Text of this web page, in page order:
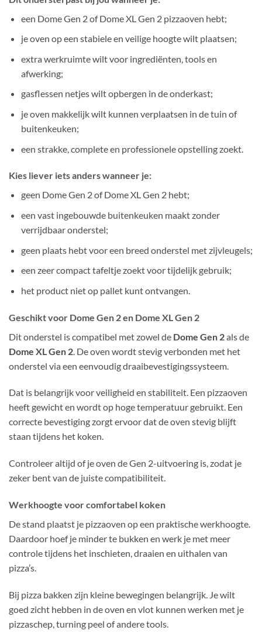
een Dome Gen 2 of Dome XL Gen 2 pizzaoven hebt;
je oven op een stabiele en veilige hoogte wilt plaatsen;
extra werkruimte wilt voor ingrediënten, tools en
afwerking;
gasflessen netjes wilt opbergen in de onderkast;
je oven makkelijk wilt kunnen verplaatsen in de tuin of
buitenkeuken;
een strakke, complete en professionele opstelling zoekt.
Kies liever iets anders wanneer je:
geen Dome Gen 2 of Dome XL Gen 2 hebt;
een vast ingebouwde buitenkeuken maakt zonder
verrijdbaar onderstel;
geen plaats hebt voor een breed onderstel met zijvleugels;
een zeer compact tafeltje zoekt voor tijdelijk gebruik;
het product niet op pallet kunt ontvangen.
Geschikt voor Dome Gen 2 en Dome XL Gen 2
Dit onderstel is compatibel met zowel de Dome Gen 2als de
Dome XL Gen 2 . De oven wordt stevig verbonden met het
onderstel via een eenvoudig draaibevestigingssysteem.
Dat is belangrijk voor veiligheid en stabiliteit. Een pizzaoven
heeft gewicht en wordt op hoge temperatuur gebruikt. Een
correcte bevestiging zorgt ervoor dat de oven stevig blijft
staan tijdens het koken.
Controleer altijd of je oven de Gen 2-uitvoering is, zodat je
zeker bent van de juiste compatibiliteit.
Werkhoogte voor comfortabel koken
De stand plaatst je pizzaoven op een praktische werkhoogte.
Daardoor hoef je minder te bukken en werk je met meer
controle tijdens het inschieten, draaien en uithalen van
pizza’s.
Bij pizza bakken zijn kleine bewegingen belangrijk. Je wilt
goed zicht hebben in de oven en vlot kunnen werken met je
pizzaschep, turning peel of andere tools.